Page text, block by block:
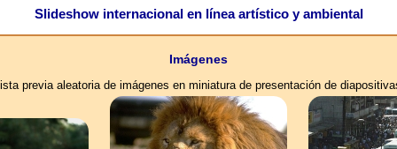
Slideshow internacional en línea artístico y ambiental
Imágenes
previa aleatoria de imágenes en miniatura de presentación de